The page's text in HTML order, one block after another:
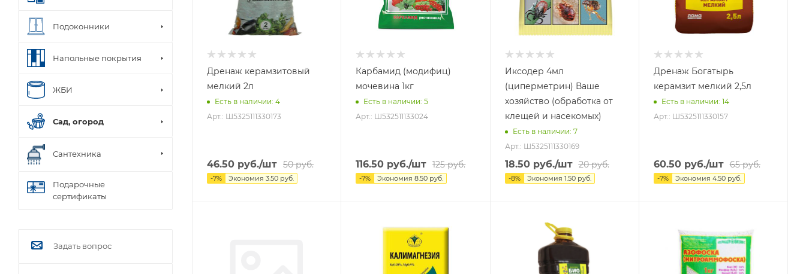
Дренаж керамзитовый
мелкий 2л
Есть в наличии: 4
Арт.: Ш5325111330173
46.50 руб./шт 50руб.
-7% Экономия 3.50 руб.
Карбамид (модифиц)
мочевина 1кг
Есть в наличии: 5
Арт.: Ш532511133024
116.50 руб./шт 125руб.
-7% Экономия8.50 руб.
Иксодер 4мл
(циперметрин) Ваше
хозяйство (обработка от
клещей и насекомых)
Есть в наличии: 7
Арт.: Ш5325111330169
18.50руб./шт 20руб.
-8% Экономия 1.50руб.
Дренаж Богатырь
керамзит мелкий 2,5л
Есть в наличии: 14
Арт.: Ш5325111330157
60.50руб./шт 65руб.
-7% Экономия 4.50руб.
Подоконники
Напольные покрытия
ЖБИ
Сад, огород
Сантехника
Подарочные
сертификаты
Задать вопрос